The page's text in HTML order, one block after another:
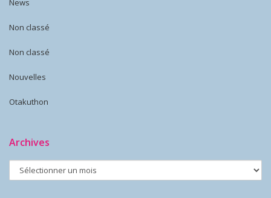
News
Non classé
Non classé
Nouvelles
Otakuthon
Archives